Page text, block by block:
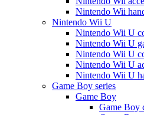
Nintendo Wii
Nintendo Wii U
Nintendo Wii U
Nintendo Wii U
Nintendo Wii U
Nintendo Wii U
Nintendo Wii U
Game Boy series
Game Boy
Game Boy